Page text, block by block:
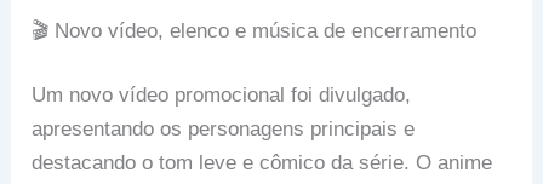
🎬 Novo vídeo, elenco e música de encerramento
Um novo vídeo promocional foi divulgado,
apresentando os personagens principais e
destacando o tom leve e cômico da série. O anime